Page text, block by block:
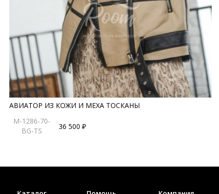
АВИАТОР ИЗ КОЖИ И МЕХА ТОСКАНЫ
M-1286-70-
BG-TS
36 500 ₽